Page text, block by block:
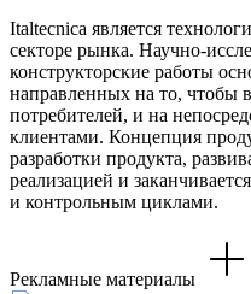
Italtecnica является
секторе рынка. Научно-
конструкторские работы
направленных на то, чтобы
потребителей, и на
клиентами. Концепция
разработки продукта,
реализацией и
и контрольным циклами.
Рекламные материалы